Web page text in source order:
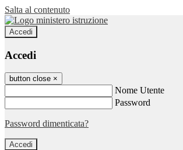
Salta al contenuto
Accedi
Accedi
button close ×
Nome Utente
Password
Password dimenticata?